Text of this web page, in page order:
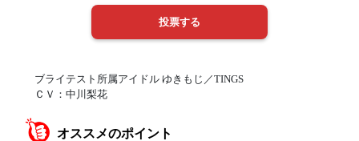
ブライテスト所属アイドル ゆきもじ／TINGS
ＣＶ：中川梨花
オススメのポイント